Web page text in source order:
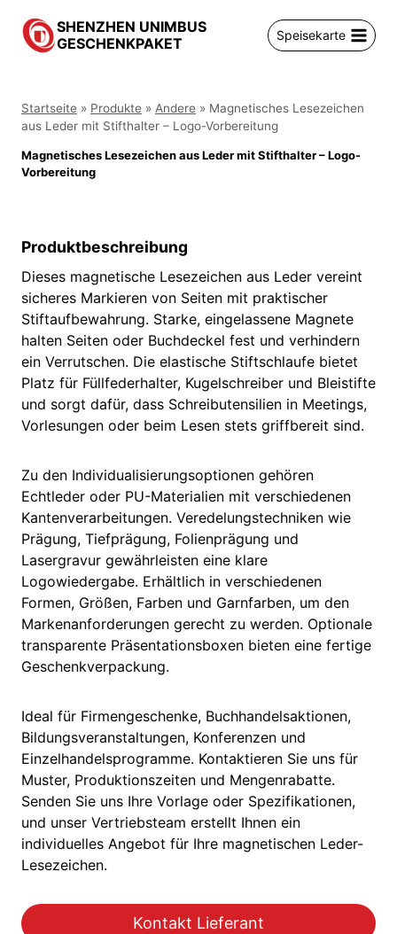
Inhalt
springen
SHENZHEN UNIMBUS
GESCHENKPAKET
Speisekarte
Startseite » Produkte » Andere » Magnetisches Lesezeichen
aus Leder mit Stifthalter – Logo-Vorbereitung
Magnetisches Lesezeichen aus Leder mit Stifthalter – Logo-
Vorbereitung
Produktbeschreibung
Dieses magnetische Lesezeichen aus Leder vereint
sicheres Markieren von Seiten mit praktischer
Stiftaufbewahrung. Starke, eingelassene Magnete
halten Seiten oder Buchdeckel fest und verhindern
ein Verrutschen. Die elastische Stiftschlaufe bietet
Platz für Füllfederhalter, Kugelschreiber und Bleistifte
und sorgt dafür, dass Schreibutensilien in Meetings,
Vorlesungen oder beim Lesen stets griffbereit sind.
Zu den Individualisierungsoptionen gehören
Echtleder oder PU-Materialien mit verschiedenen
Kantenverarbeitungen. Veredelungstechniken wie
Prägung, Tiefprägung, Folienprägung und
Lasergravur gewährleisten eine klare
Logowiedergabe. Erhältlich in verschiedenen
Formen, Größen, Farben und Garnfarben, um den
Markenanforderungen gerecht zu werden. Optionale
transparente Präsentationsboxen bieten eine fertige
Geschenkverpackung.
Ideal für Firmengeschenke, Buchhandelsaktionen,
Bildungsveranstaltungen, Konferenzen und
Einzelhandelsprogramme. Kontaktieren Sie uns für
Muster, Produktionszeiten und Mengenrabatte.
Senden Sie uns Ihre Vorlage oder Spezifikationen,
und unser Vertriebsteam erstellt Ihnen ein
individuelles Angebot für Ihre magnetischen Leder-
Lesezeichen.
Kontakt Lieferant